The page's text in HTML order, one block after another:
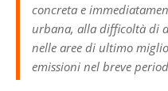
concreta e
urbana, alla difficoltà di
nelle aree di ultimo
emissioni nel breve